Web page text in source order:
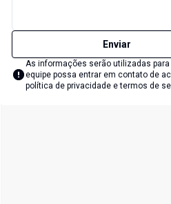
Enviar
As informações serão utilizadas
equipe possa entrar em contato de
política de privacidade e termos de